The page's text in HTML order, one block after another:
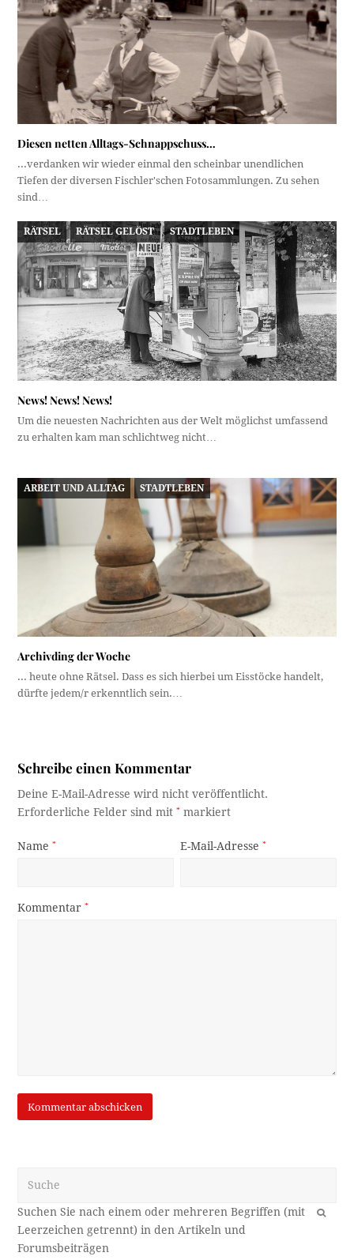
Diesen netten Alltags-Schnappschuss…
...verdanken wir wieder einmal den scheinbar unendlichen
Tiefen der diversen Fischler'schen Fotosammlungen. Zu sehen
sind…
RÄTSEL RÄTSEL GELÖST STADTLEBEN
News! News! News!
Um die neuesten Nachrichten aus der Welt möglichst umfassend
zu erhalten kam man schlichtweg nicht…
ARBEIT UND ALLTAG STADTLEBEN
Archivding der Woche
... heute ohne Rätsel. Dass es sich hierbei um Eisstöcke handelt,
dürfte jedem/r erkenntlich sein.…
Schreibe einen Kommentar
Deine E-Mail-Adresse wird nicht veröffentlicht.
Erforderliche Felder sind mit* markiert
Name* E-Mail-Adresse*
Kommentar*
OK